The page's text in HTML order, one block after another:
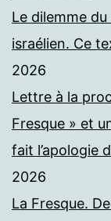
Le dilemme
israélien. Ce
2026
Lettre à la
Fresque » et
fait l’apologie
2026
La Fresque.